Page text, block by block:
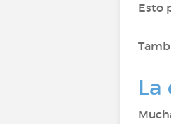
Esto
La